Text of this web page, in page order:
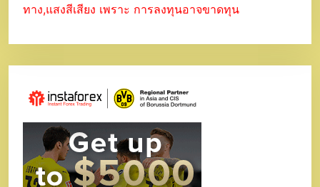
ทาง,แสงสีเสียง เพราะ การลงทุนอาจขาดทุน